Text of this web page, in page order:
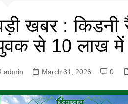
खबर : किडनी
से 10 लाख में
admin March 31, 2026 0